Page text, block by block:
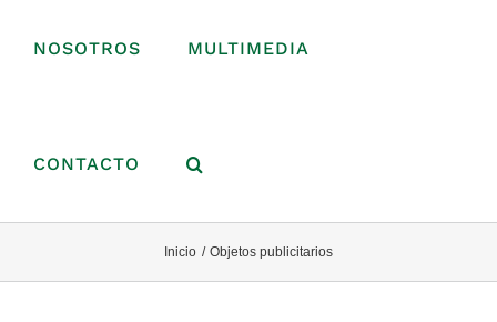
NOSOTROS MULTIMEDIA
CONTACTO
Inicio Objetos publicitarios